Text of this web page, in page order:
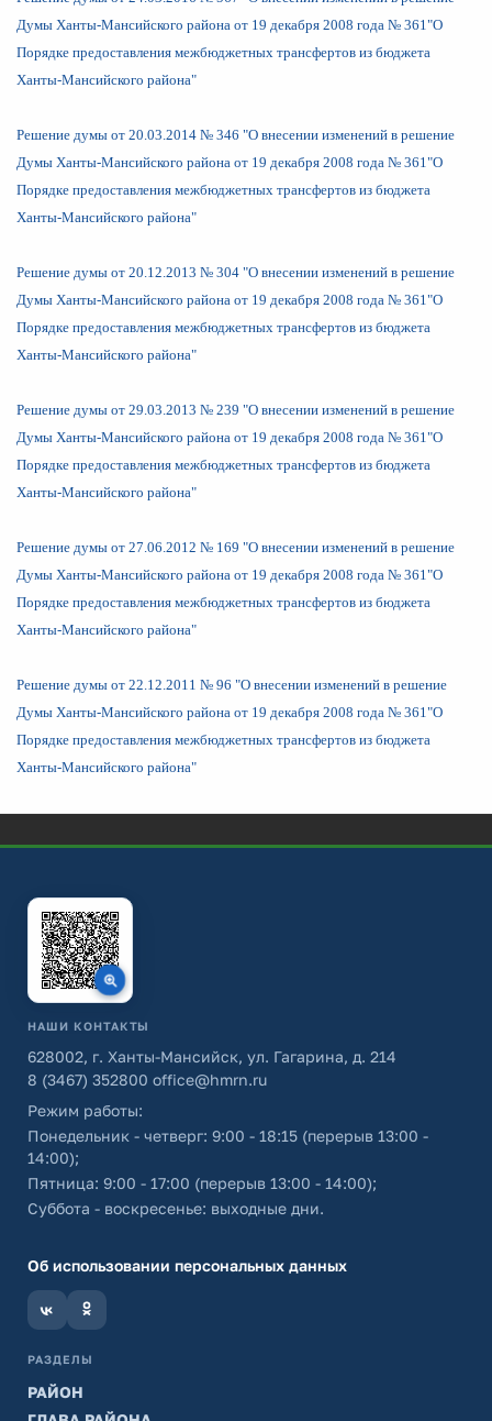
Думы Ханты-Мансийского района от 19 декабря 2008 года № 361"О
Порядке предоставления межбюджетных трансфертов из бюджета
Ханты-Мансийского района"
Решение думы от 20.03.2014 № 346 "О внесении изменений в решение
Думы Ханты-Мансийского района от 19 декабря 2008 года № 361"О
Порядке предоставления межбюджетных трансфертов из бюджета
Ханты-Мансийского района"
Решение думы от 20.12.2013 № 304 "О внесении изменений в решение
Думы Ханты-Мансийского района от 19 декабря 2008 года № 361"О
Порядке предоставления межбюджетных трансфертов из бюджета
Ханты-Мансийского района"
Решение думы от 29.03.2013 № 239 "О внесении изменений в решение
Думы Ханты-Мансийского района от 19 декабря 2008 года № 361"О
Порядке предоставления межбюджетных трансфертов из бюджета
Ханты-Мансийского района"
Решение думы от 27.06.2012 № 169 "О внесении изменений в решение
Думы Ханты-Мансийского района от 19 декабря 2008 года № 361"О
Порядке предоставления межбюджетных трансфертов из бюджета
Ханты-Мансийского района"
Решение думы от 22.12.2011 № 96 "О внесении изменений в решение
Думы Ханты-Мансийского района от 19 декабря 2008 года № 361"О
Порядке предоставления межбюджетных трансфертов из бюджета
Ханты-Мансийского района"
НАШИ КОНТАКТЫ
628002, г. Ханты-Мансийск, ул. Гагарина, д. 214
8 (3467) 352800 office@hmrn.ru
Режим работы:
Понедельник - четверг: 9:00 - 18:15 (перерыв 13:00 -
14:00);
Пятница: 9:00 - 17:00 (перерыв 13:00 - 14:00);
Суббота - воскресенье: выходные дни.
Об использовании персональных данных
РАЗДЕЛЫ
РАЙОН